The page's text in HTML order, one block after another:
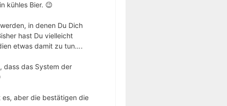
kühles Bier. 😉
in denen Du Dich
hast Du vielleicht
etwas damit zu tun….
dass das System der
es, aber die bestätigen die